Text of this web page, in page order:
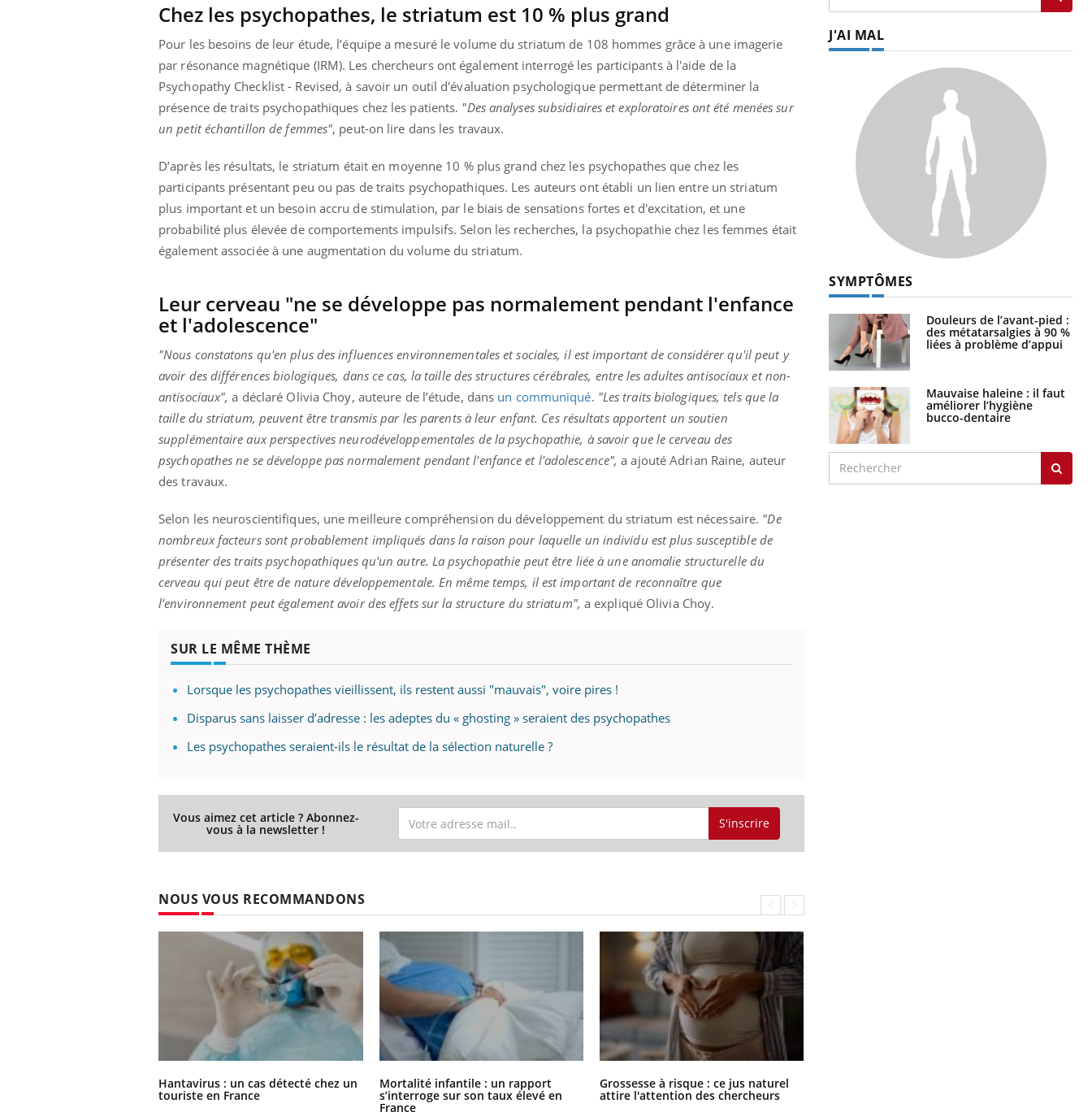
Chez les psychopathes, le striatum est 10 % plus grand
Pour les besoins de leur étude, l’équipe a mesuré le volume du striatum de 108 hommes grâce à une imagerie
par résonance magnétique (IRM). Les chercheurs ont également interrogé les participants à l'aide de la
Psychopathy Checklist - Revised, à savoir un outil d'évaluation psychologique permettant de déterminer la
présence de traits psychopathiques chez les patients. "Des analyses subsidiaires et exploratoires ont été menées sur
un petit échantillon de femmes", peut-on lire dans les travaux.
D’après les résultats, le striatum était en moyenne 10 % plus grand chez les psychopathes que chez les
participants présentant peu ou pas de traits psychopathiques. Les auteurs ont établi un lien entre un striatum
plus important et un besoin accru de stimulation, par le biais de sensations fortes et d'excitation, et une
probabilité plus élevée de comportements impulsifs. Selon les recherches, la psychopathie chez les femmes était
également associée à une augmentation du volume du striatum.
Leur cerveau "ne se développe pas normalement pendant l'enfance
et l'adolescence"
"Nous constatons qu'en plus des influences environnementales et sociales, il est important de considérer qu'il peut y
avoir des différences biologiques, dans ce cas, la taille des structures cérébrales, entre les adultes antisociaux et non-
antisociaux", a déclaré Olivia Choy, auteure de l’étude, dans un communiqué. "Les traits biologiques, tels que la
taille du striatum, peuvent être transmis par les parents à leur enfant. Ces résultats apportent un soutien
supplémentaire aux perspectives neurodéveloppementales de la psychopathie, à savoir que le cerveau des
psychopathes ne se développe pas normalement pendant l'enfance et l'adolescence", a ajouté Adrian Raine, auteur
des travaux.
Selon les neuroscientifiques, une meilleure compréhension du développement du striatum est nécessaire. "De
nombreux facteurs sont probablement impliqués dans la raison pour laquelle un individu est plus susceptible de
présenter des traits psychopathiques qu'un autre. La psychopathie peut être liée à une anomalie structurelle du
cerveau qui peut être de nature développementale. En même temps, il est important de reconnaître que
l'environnement peut également avoir des effets sur la structure du striatum", a expliqué Olivia Choy.
SUR LE MÊME THÈME
Lorsque les psychopathes vieillissent, ils restent aussi "mauvais", voire pires !
Disparus sans laisser d’adresse : les adeptes du « ghosting » seraient des psychopathes
Les psychopathes seraient-ils le résultat de la sélection naturelle ?
Vous aimez cet article ? Abonnez-
vous à la newsletter ! S'inscrire
NOUS VOUS RECOMMANDONS
Hantavirus : un cas détecté chez un
touriste en France
Mortalité infantile : un rapport
s’interroge sur son taux élevé en
France
Grossesse à risque : ce jus naturel
attire l'attention des chercheurs
J'AI MAL
SYMPTÔMES
Douleurs de l’avant-pied :
des métatarsalgies à 90 %
liées à problème d’appui
Mauvaise haleine : il faut
améliorer l’hygiène
bucco-dentaire